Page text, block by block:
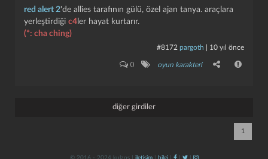
red alert 2'de allies tarafının gülü, özel ajan tanya. araçlara
yerleştirdiği c4 ler hayat kurtarır.
(*: cha ching)
#8172 pargoth 10 yıl önce
0 oyun karakteri
diğer girdiler
1
© 2016 - 2024 kulzos | iletişim| bilgi| | |